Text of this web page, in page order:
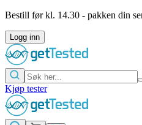
Bestill før kl. 14.30 - pakken din
Logg inn
Kjøp tester